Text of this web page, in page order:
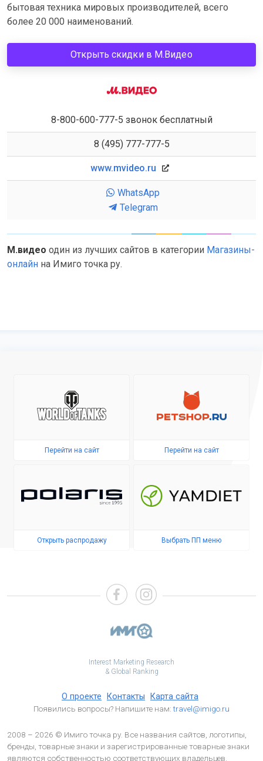
бытовая техника мировых производителей, всего
более 20 000 наименований.
Открыть скидки в М.Видео
8-800-600-777-5 звонок бесплатный
8 (495) 777-777-5
www.mvideo.ru
WhatsApp
Telegram
М.видео один из лучших сайтов в категории Магазины-
онлайн на Имиго точка ру.
Перейти на сайт Перейти на сайт
Открыть распродажу Выбрать ПП меню
Interest Marketing Research
& Global Ranking
О проекте Контакты Карта сайта
Появились вопросы? Напишите нам:travel@imigo.ru
2008 – 2026 © Имиго точка ру. Все названия сайтов, логотипы,
бренды, товарные знаки и зарегистрированные товарные знаки
являются собственностью соответствующих владельцев.